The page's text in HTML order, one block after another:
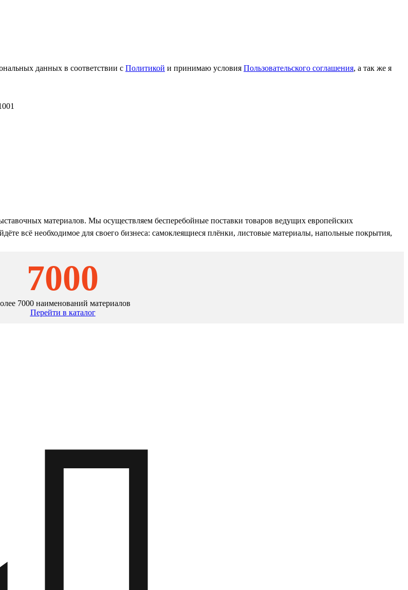
данных в соответствии с Политикой и принимаю условия Пользовательского соглашения, а так же я
материалов. Мы осуществляем бесперебойные поставки товаров ведущих европейских
всё необходимое для своего бизнеса: самоклеящиеся плёнки, листовые материалы, напольные покрытия,
7000
7000 наименований материалов
Перейти в каталог